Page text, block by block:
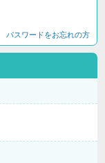
パスワードをお忘れの方